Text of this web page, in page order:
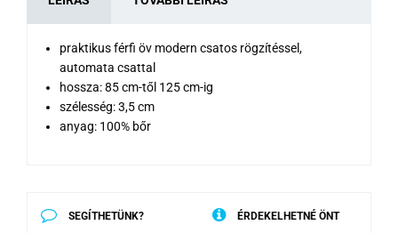
praktikus férfi öv modern csatos rögzítéssel,
automata csattal
hossza: 85 cm-től 125 cm-ig
szélesség: 3,5 cm
anyag: 100% bőr
SEGÍTHETÜNK? ÉRDEKELHETNÉ ÖNT